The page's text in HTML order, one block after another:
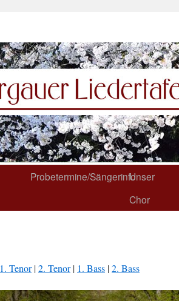
Probetermine/SängerinfoUnser
Chor
1. Tenor|2. Tenor| 1. Bass |2. Bass